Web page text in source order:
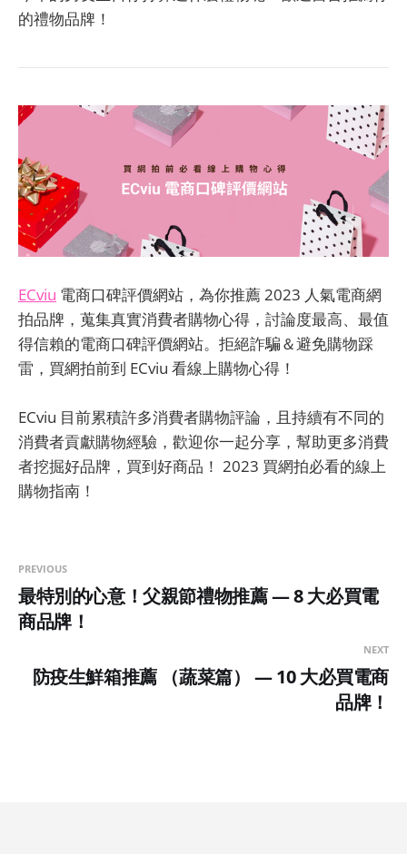
的禮物品牌！
ECviu 電商口碑評價網站，為你推薦 2023 人氣電商網
拍品牌，蒐集真實消費者購物心得，討論度最高、最值
得信賴的電商口碑評價網站。拒絕詐騙＆避免購物踩
雷，買網拍前到 ECviu 看線上購物心得！
ECviu 目前累積許多消費者購物評論，且持續有不同的
消費者貢獻購物經驗，歡迎你一起分享，幫助更多消費
者挖掘好品牌，買到好商品！ 2023 買網拍必看的線上
購物指南！
PREVIOUS
最特別的心意！父親節禮物推薦 — 8 大必買電
商品牌！
NEXT
防疫生鮮箱推薦 （蔬菜篇） — 10 大必買電商
品牌！